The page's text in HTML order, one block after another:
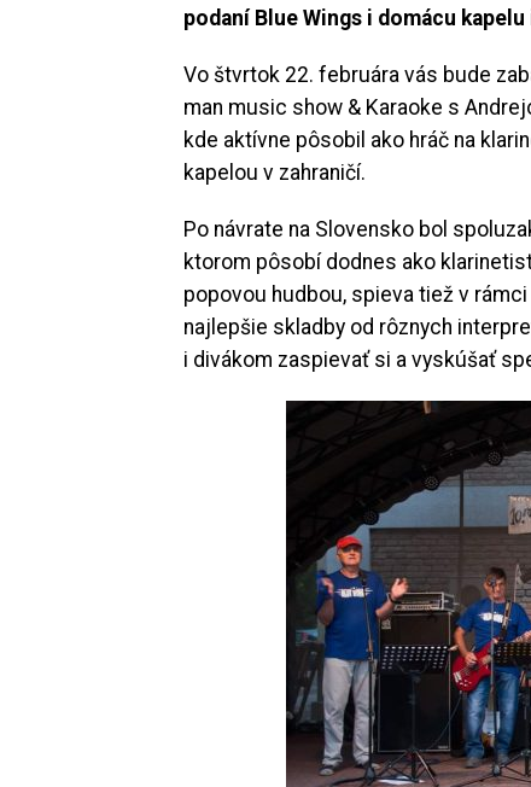
podaní Blue Wings i domácu kapelu
Vo štvrtok 22. februára vás bude
man music show & Karaoke s
kde aktívne pôsobil ako hráč na
kapelou v zahraničí.
Po návrate na Slovensko bol
ktorom pôsobí dodnes ako
popovou hudbou, spieva tiež v
najlepšie skladby od rôznych
i divákom zaspievať si a vyskúšať